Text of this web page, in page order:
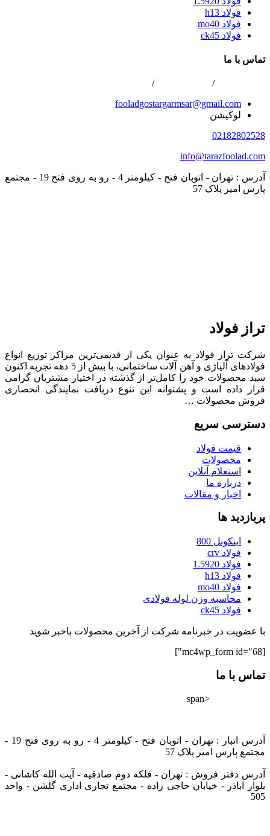
فولاد h13
فولاد mo40
فولاد ck45
تماس با ما
/
/
fooladgostargarmsar@gmail.com
لوکیشن
02182802528
info@tarazfoolad.com
آدرس : تهران - اتوبان فتح - کیلومتر 4 - رو به روی فتح 19 - مجتمع
پارس امیر پلاک 57
تراز فولاد
شرکت تراز فولاد به عنوان یکی از قدیمی‌ترین مراکز توزیع انواع
فولادهای آلیاژی و آهن آلات ساختمانی، با بیش از 5 دهه تجربه اکنون
سبد محصولات خود را کامل‌تر از گذشته در اختیار مشتریان گرامی
قرار داده است و پشتوانه این تنوع دریافت نمایندگی انحصاری
فروش محصولات …
دسترسی سریع
قیمت فولاد
محصولات
استعلام آنلاین
درباره ما
اخبار و مقالات
پربازدید ها
اینکونل 800
فولاد crv
فولاد 1.5920
فولاد h13
فولاد mo40
محاسبه وزن لوله فولادی
فولاد ck45
با عضویت در خبرنامه شرکت از آخرین محصولات باخبر شوید
[mc4wp_form id="68"]
تماس با ما
<span
آدرس انبار : تهران - اتوبان فتح - کیلومتر 4 - رو به روی فتح 19 -
مجتمع پارس امیر پلاک 57
آدرس دفتر فروش : تهران - فلکه دوم صادقیه - آیت الله کاشانی -
بلوار اباذر - خیابان حاجی زاده - مجتمع تجاری اداری گلشن - واحد
505